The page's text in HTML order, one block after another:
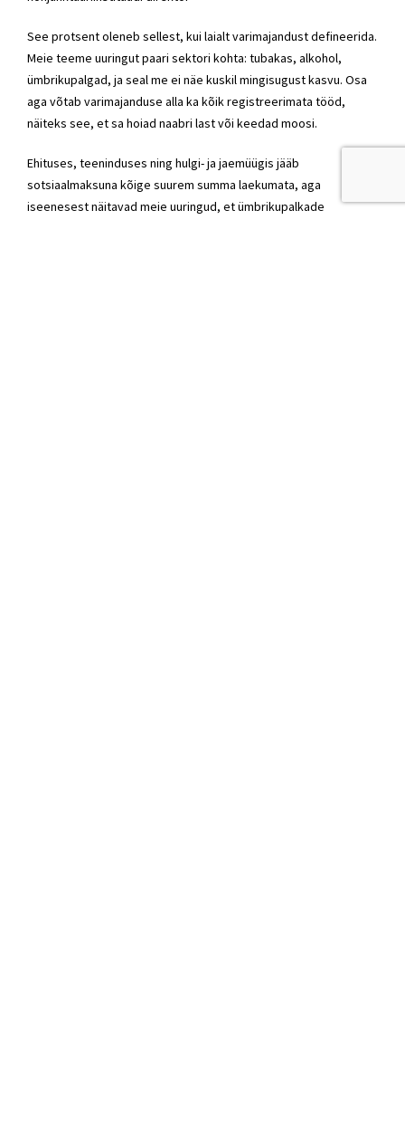
See protsent oleneb sellest, kui laialt varimajandust defineerida.
Meie teeme uuringut paari sektori kohta: tubakas, alkohol,
ümbrikupalgad, ja seal me ei näe kuskil mingisugust kasvu. Osa
aga võtab varimajanduse alla ka kõik registreerimata tööd,
näiteks see, et sa hoiad naabri last või keedad moosi.
Ehituses, teeninduses ning hulgi- ja jaemüügis jääb
sotsiaalmaksuna kõige suurem summa laekumata, aga
iseenesest näitavad meie uuringud, et ümbrikupalkade